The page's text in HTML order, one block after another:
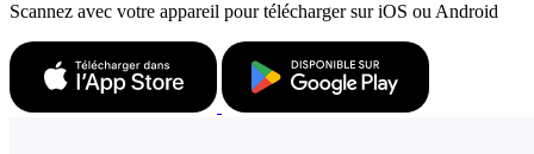
Scannez avec votre appareil pour télécharger sur iOS ou Android